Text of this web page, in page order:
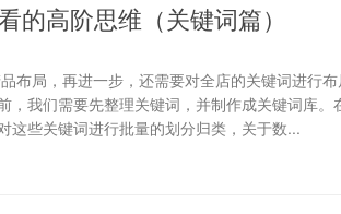
的高阶思维（关键词篇）
布局，再进一步，还需要对全店的关键词进行
，我们需要先整理关键词，并制作成关键词库。
这些关键词进行批量的划分归类，关于数...